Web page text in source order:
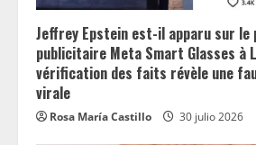
Jeffrey Epstein est-il apparu sur le
publicitaire Meta Smart Glasses à
vérification des faits révèle une
virale
Rosa María Castillo 30 julio 2026